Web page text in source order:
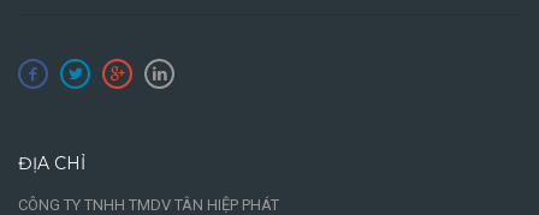
ĐỊA CHỈ
CÔNG TY TNHH TMDV TÂN HIỆP PHÁT